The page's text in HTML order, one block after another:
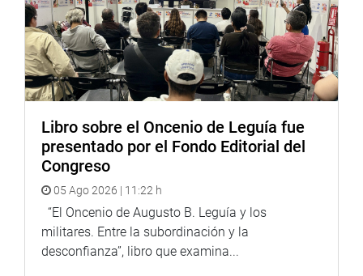
En su discurso de presentación, la jefa del Fondo Editorial,
Karina Beteta, resaltó la importancia de rendir homenaje a
“un hombre cuyo pensamiento y acción dejaron una
huella profunda en la historia intelectual y social del
Perú”.
Beteta comentó que “durante años, el nombre de Pedro S.
Zulen fue un secreto bien guardado en los círculos
intelectuales peruanos. Con el tiempo, su obra comenzó a
ser reconocida, revelando un pensamiento audaz y
profundamente original. Sin embargo, su creciente
prestigio no estuvo acompañado de una difusión amplia.
Solo en tiempos recientes, estudios y ensayos han
Libro sobre el Oncenio de Leguía fue
presentado por el Fondo Editorial del
Congreso
05 Ago 2026 | 11:22 h
“El Oncenio de Augusto B. Leguía y los
militares. Entre la subordinación y la
desconfianza”, libro que examina...